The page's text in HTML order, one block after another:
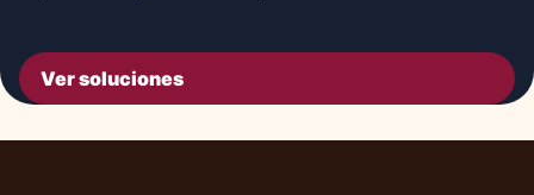
Ver soluciones